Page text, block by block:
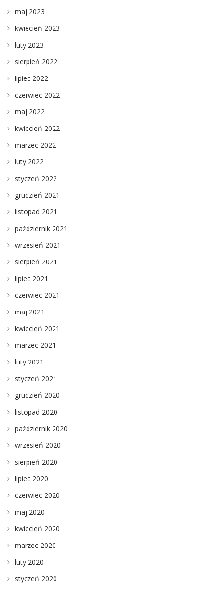
maj 2023
kwiecień 2023
luty 2023
sierpień 2022
lipiec 2022
czerwiec 2022
maj 2022
kwiecień 2022
marzec 2022
luty 2022
styczeń 2022
grudzień 2021
listopad 2021
październik 2021
wrzesień 2021
sierpień 2021
lipiec 2021
czerwiec 2021
maj 2021
kwiecień 2021
marzec 2021
luty 2021
styczeń 2021
grudzień 2020
listopad 2020
październik 2020
wrzesień 2020
sierpień 2020
lipiec 2020
czerwiec 2020
maj 2020
kwiecień 2020
marzec 2020
luty 2020
styczeń 2020